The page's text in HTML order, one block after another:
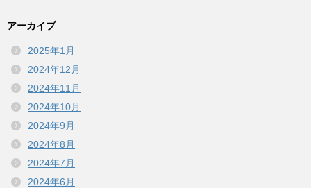
アーカイブ
2025年1月
2024年12月
2024年11月
2024年10月
2024年9月
2024年8月
2024年7月
2024年6月